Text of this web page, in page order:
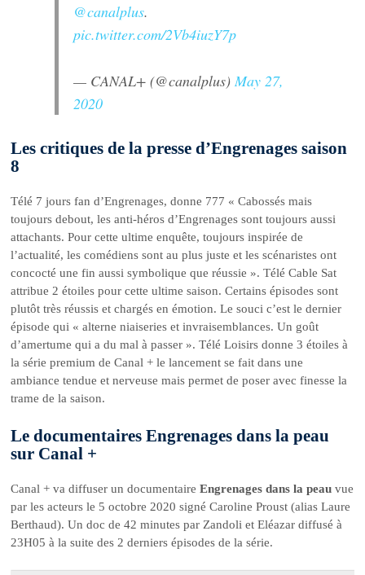
@canalplus.
pic.twitter.com/2Vb4iuzY7p
— CANAL+ (@canalplus)May 27,
2020
Les critiques de la presse d’Engrenages saison
8
Télé 7 jours fan d’Engrenages, donne 777 « Cabossés mais
toujours debout, les anti-héros d’Engrenages sont toujours aussi
attachants. Pour cette ultime enquête, toujours inspirée de
l’actualité, les comédiens sont au plus juste et les scénaristes ont
concocté une fin aussi symbolique que réussie ». Télé Cable Sat
attribue 2 étoiles pour cette ultime saison. Certains épisodes sont
plutôt très réussis et chargés en émotion. Le souci c’est le dernier
épisode qui « alterne niaiseries et invraisemblances. Un goût
d’amertume qui a du mal à passer ». Télé Loisirs donne 3 étoiles à
la série premium de Canal + le lancement se fait dans une
ambiance tendue et nerveuse mais permet de poser avec finesse la
trame de la saison.
Le documentaires Engrenages dans la peau
sur Canal +
Canal + va diffuser un documentaireEngrenages dans la peau vue
par les acteurs le 5 octobre 2020 signé Caroline Proust (alias Laure
Berthaud). Un doc de 42 minutes par Zandoli et Eléazar diffusé à
23H05 à la suite des 2 derniers épisodes de la série.